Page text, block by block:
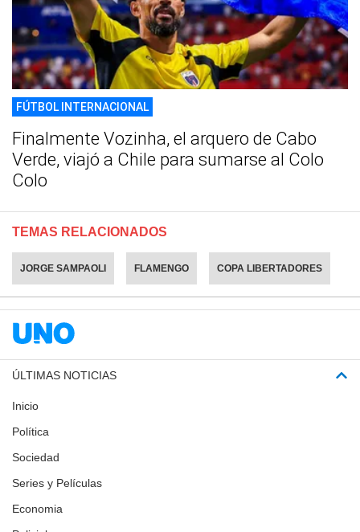
FÚTBOL INTERNACIONAL
Finalmente Vozinha, el arquero de Cabo
Verde, viajó a Chile para sumarse al Colo
Colo
TEMAS RELACIONADOS
JORGE SAMPAOLI FLAMENGO COPA LIBERTADORES
ÚLTIMAS NOTICIAS
Inicio
Política
Sociedad
Series y Películas
Economia